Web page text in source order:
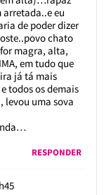
arretada..e eu
de poder dizer
chato
magra, alta,
em tudo que
já tá mais
todos os demais
levou uma sova
RESPONDER